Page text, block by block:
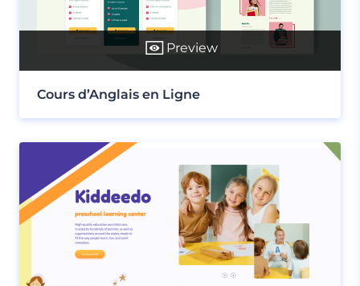
Preview
Cours d’Anglais en Ligne